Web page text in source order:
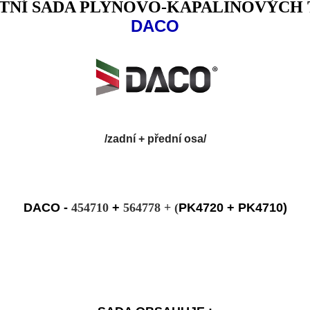
SADA PLYNOVO-KAPALINOVÝCH
DACO
/zadní + přední osa/
DACO - 454710+ 564778 + (PK4720 + PK4710)